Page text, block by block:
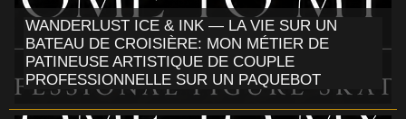
WANDERLUST ICE & INK — LA VIE SUR UN
BATEAU DE CROISIÈRE: MON MÉTIER DE
PATINEUSE ARTISTIQUE DE COUPLE
PROFESSIONNELLE SUR UN PAQUEBOT